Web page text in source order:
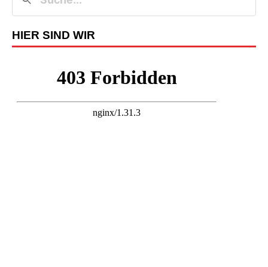
HIER SIND WIR